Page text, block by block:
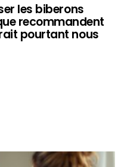
les biberons
recommandent
pourtant nous